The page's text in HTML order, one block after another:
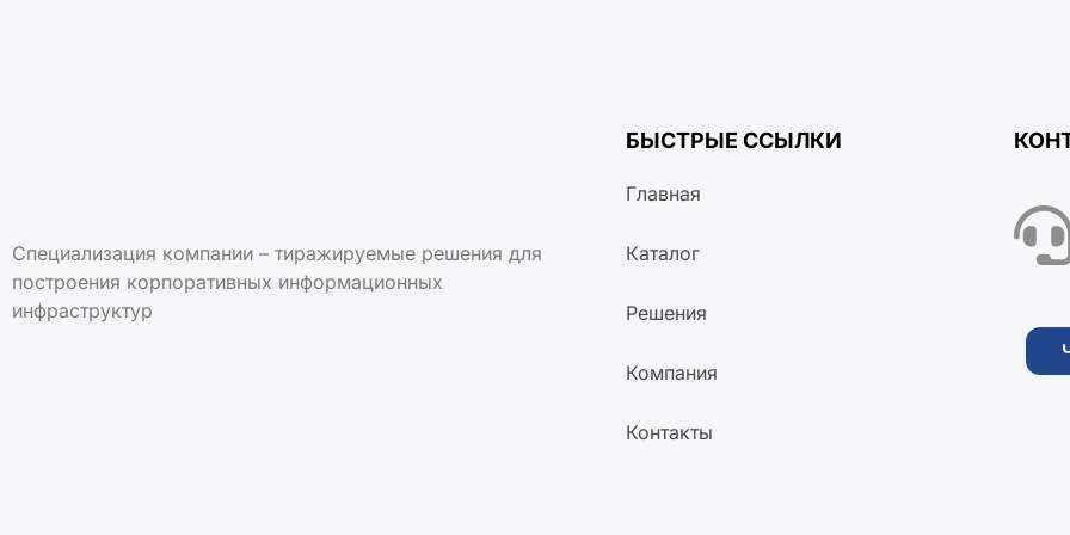
Специализация компании – тиражируемые решения для
построения корпоративных информационных
инфраструктур
БЫСТРЫЕ ССЫЛКИ
Главная
Каталог
Решения
Компания
Контакты